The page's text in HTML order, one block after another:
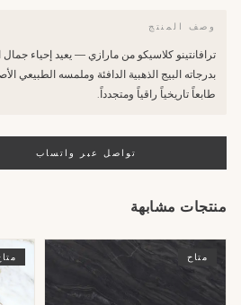
وصف المنتج
ترافانتينو كلاسيكو من مارازي — يعيد إحياء جمال
بدرجاته البيج الذهبية الدافئة وملمسه
طابعاً تاريخياً راقياً ومتجدداً.
تواصل عبر واتساب
منتجات مشابهة
متاح